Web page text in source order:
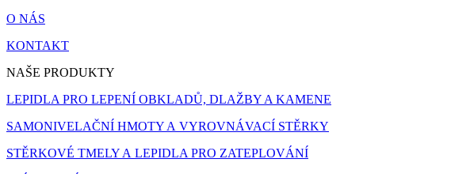
O NÁS
KONTAKT
NAŠE PRODUKTY
LEPIDLA PRO LEPENÍ OBKLADŮ, DLAŽBY A KAMENE
SAMONIVELAČNÍ HMOTY A VYROVNÁVACÍ STĚRKY
STĚRKOVÉ TMELY A LEPIDLA PRO ZATEPLOVÁNÍ